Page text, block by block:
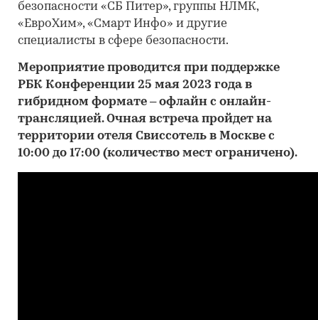
безопасности «СБ Питер», группы НЛМК,
«ЕвроХим», «Смарт Инфо» и другие
специалисты в сфере безопасности.
Мероприятие проводится при поддержке
РБК Конференции 25 мая 2023 года в
гибридном формате – офлайн с онлайн-
трансляцией. Очная встреча пройдет на
территории отеля Свиссотель в Москве с
10:00 до 17:00 (количество мест ограничено).